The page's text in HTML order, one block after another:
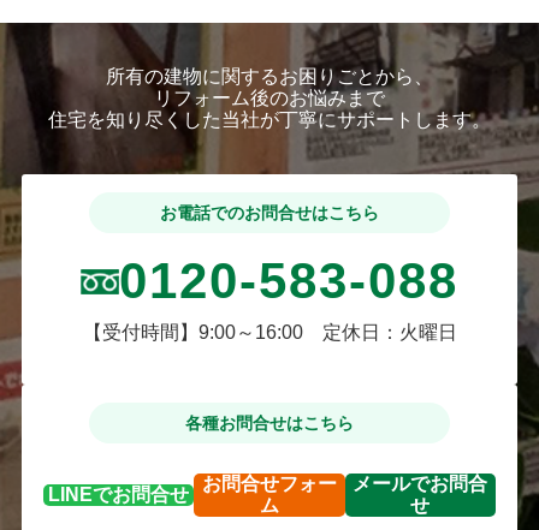
所有の建物に関するお困りごとから、
リフォーム後のお悩みまで
住宅を知り尽くした当社が丁寧にサポートします。
お電話でのお問合せはこちら
0120-583-088
【受付時間】9:00～16:00 定休日：火曜日
各種お問合せはこちら
LINEでお問合せ
お問合せフォー
ム
メールでお問合
せ